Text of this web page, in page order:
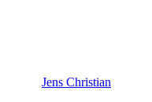
Jens Christian